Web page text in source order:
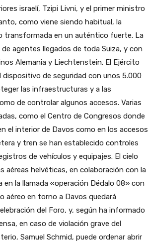
israelí, Tzipi Livni, y el primer ministro
como viene siendo habitual, la
transformada en un auténtico fuerte. La
agentes llegados de toda Suiza, y con
Alemania y Liechtenstein. El Ejército
de seguridad con unos 5.000
las infraestructuras y a las
de controlar algunos accesos. Varias
como el Centro de Congresos donde
el interior de Davos como en los accesos
y tren se han establecido controles
de vehículos y equipajes. El cielo
aéreas helvéticas, en colaboración con la
la llamada «operación Dédalo 08» con
aéreo en torno a Davos quedará
del Foro, y, según ha informado
en caso de violación grave del
Samuel Schmid, puede ordenar abrir